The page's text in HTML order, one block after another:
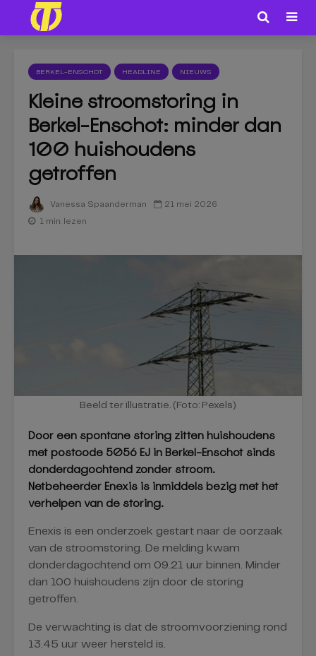
BERKEL-ENSCHOT HEADLINE NIEUWS
Kleine stroomstoring in
Berkel-Enschot: minder dan
100 huishoudens
getroffen
Vanessa Spaanderman 21 mei 2026
1 min. lezen
Beeld ter illustratie. (Foto: Pexels)
Door een spontane storing zitten huishoudens
met postcode 5056 EJ in Berkel-Enschot sinds
donderdagochtend zonder stroom.
Netbeheerder Enexis is inmiddels bezig met het
verhelpen van de storing.
Enexis is een onderzoek gestart naar de oorzaak
van de stroomstoring. De melding kwam
donderdagochtend om 09.21 uur binnen. Minder
dan 100 huishoudens zijn door de storing
getroffen.
De verwachting is dat de stroomvoorziening rond
13.45 uur weer hersteld is.